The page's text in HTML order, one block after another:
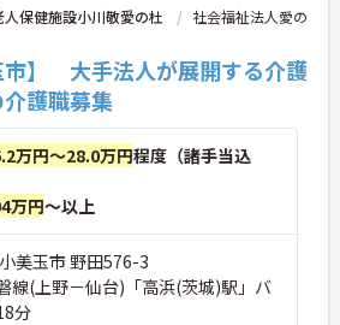
保健施設小川敬愛の杜
社会福祉法人愛の
市】 大手法人が展開する介護
護職募集
万円～28.0万円程度（諸手当込
万円～以上
美玉市 野田576-3
線(上野－仙台)「高浜(茨城)駅」バ
分